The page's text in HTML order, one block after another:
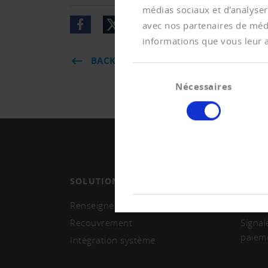
médias sociaux et
avec nos partenaires de
informations que vous leur
consentement
Nécessaires
BACK
SOLUTIONS
Renseignements et monitoring
Recouvrement
Intégration système